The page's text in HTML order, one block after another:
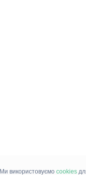
Ми використовуємо cookies